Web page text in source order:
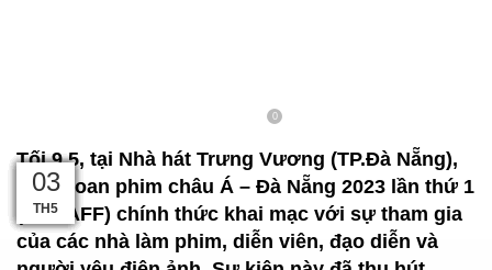
0
Tối 9.5, tại Nhà hát Trưng Vương (TP.Đà Nẵng),
Liên hoan phim châu Á – Đà Nẵng 2023 lần thứ 1
(DANAFF) chính thức khai mạc với sự tham gia
của các nhà làm phim, diễn viên, đạo diễn và
21
TH5
09
TH12
26
TH3
26
TH3
05
TH10
22
TH6
13
TH6
22
TH5
18
TH5
08
TH5
03
TH5